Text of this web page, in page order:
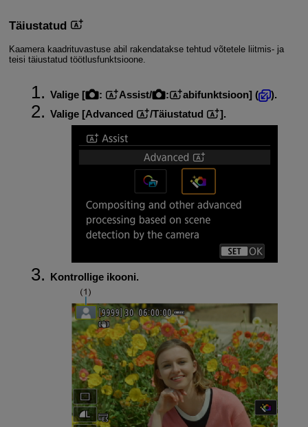
Täiustatud
Kaamera kaadrituvastuse abil rakendatakse tehtud võtetele liitmis- ja
teisi täiustatud töötlusfunktsioone.
Valige [ : Assist/ : abifunktsioon] (
).
Valige [Advanced /Täiustatud ].
Kontrollige ikooni.